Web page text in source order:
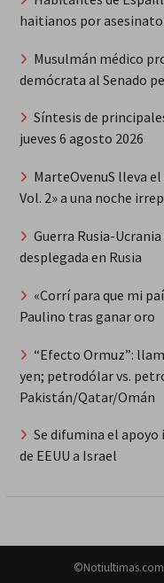
haitianos por
Musulmán médico
demócrata al Senado
Síntesis de
jueves 6 agosto 2026
MarteOvenuS lleva
Vol. 2» a una noche
Guerra Rusia-
desplegada en Rusia
«Corrí para que mi
Paulino tras ganar oro
“Efecto Ormuz”:
yen; petrodólar vs.
Pakistán/Qatar/Omán
Se difumina el
de EEUU a Israel
©Notiultimas.com